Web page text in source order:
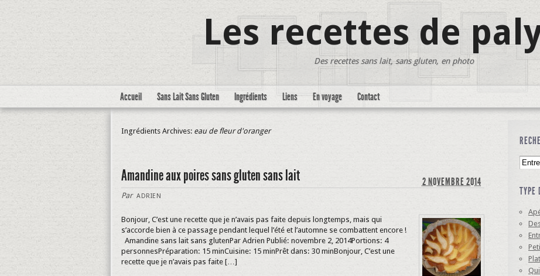
Les recettes de
Des recettes sans lait, sans gluten, en photo
Accueil Sans Lait Sans Gluten Ingrédients Liens En voyage Contact
Ingrédients Archives: eau de fleur d'oranger
Amandine aux poires sans gluten sans lait
Par ADRIEN
2 NOVEMBRE 2014
Bonjour, C’est une recette que je n’avais pas faite depuis longtemps, mais qui
s’accorde bien à ce passage pendant lequel l’été et l’automne se combattent encore !
Amandine sans lait sans glutenPar Adrien Publié: novembre 2, 2014Portions: 4
personnesPréparation: 15 minCuisine: 15 minPrêt dans: 30 minBonjour, C’est une
recette que je n’avais pas faite […]
TYPE